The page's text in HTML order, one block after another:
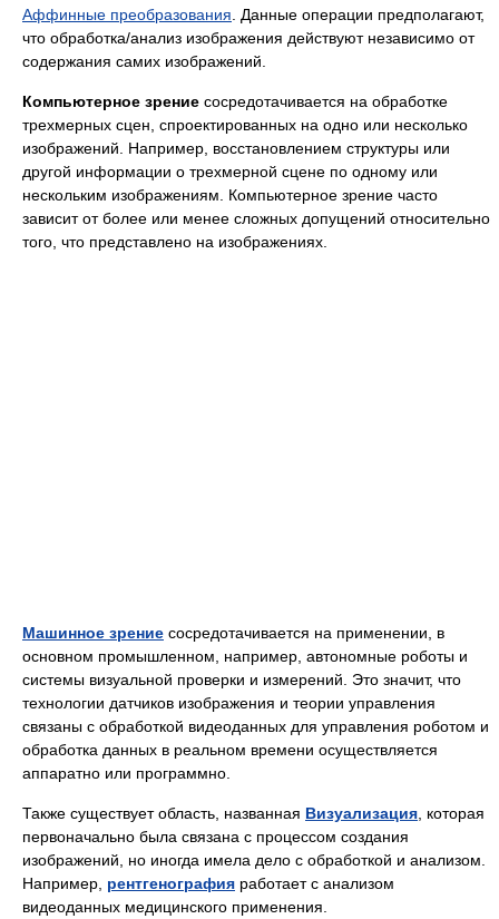
Аффинные преобразования . Данные операции предполагают,
что обработка/анализ изображения действуют независимо от
содержания самих изображений.
Компьютерное зрение сосредотачивается на обработке
трехмерных сцен, спроектированных на одно или несколько
изображений. Например, восстановлением структуры или
другой информации о трехмерной сцене по одному или
нескольким изображениям. Компьютерное зрение часто
зависит от более или менее сложных допущений относительно
того, что представлено на изображениях.
Машинное зрение сосредотачивается на применении, в
основном промышленном, например, автономные роботы и
системы визуальной проверки и измерений. Это значит, что
технологии датчиков изображения и теории управления
связаны с обработкой видеоданных для управления роботом и
обработка данных в реальном времени осуществляется
аппаратно или программно.
Также существует область, названная Визуализация , которая
первоначально была связана с процессом создания
изображений, но иногда имела дело с обработкой и анализом.
Например, рентгенография работает с анализом
видеоданных медицинского применения.